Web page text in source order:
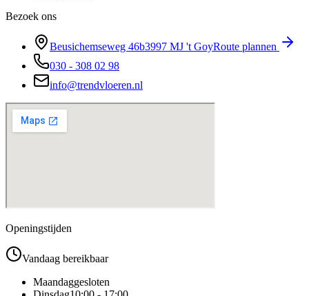
Bezoek ons
Beusichemseweg 46b3997 MJ 't GoyRoute plannen
030 - 308 02 98
info@trendvloeren.nl
Openingstijden
Vandaag bereikbaar
Maandaggesloten